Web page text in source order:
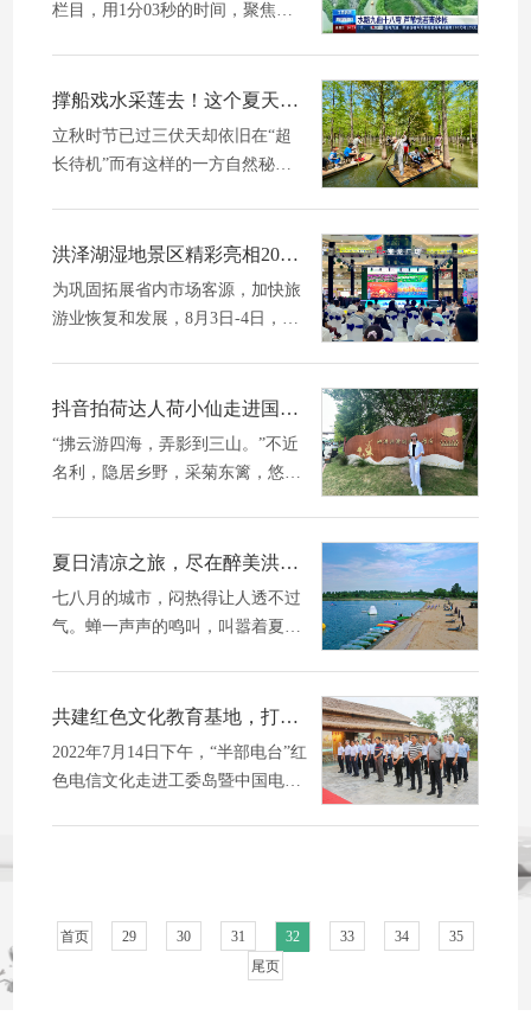
栏目，用1分03秒的时间，聚焦江
湖湿地的魅力。芦苇迷宫（经典王
牌）河汊纵横...
撑船戏水采莲去！这个夏天全江苏人都在这儿“森呼吸”
立秋时节已过三伏天却依旧在“超
长待机”而有这样的一方自然秘境
以做“深呼吸”的地方夏日里的绝美
意境不仅...
洪泽湖湿地景区精彩亮相2022宿迁文化旅游（盐城、镇江）推介会
为巩固拓展省内市场客源，加快旅
游业恢复和发展，8月3日-4日，泗
迁文化旅游推介会，在盐城、镇江
成功进行宣...
抖音拍荷达人荷小仙走进国家5A景区泗洪洪泽湖湿地
“拂云游四海，弄影到三山。”不近
名利，隐居乡野，采菊东篱，悠然
这样的一位画意摄影师，不投稿、
不参加任何...
夏日清凉之旅，尽在醉美洪泽湖湿地！
七八月的城市，闷热得让人透不过
气。蝉一声声的鸣叫，叫嚣着夏日
＋游乐的完美搭配让你的这个夏天
不再烦躁...
共建红色文化教育基地，打造洪泽湖湿地景区工委岛红色旅游品牌
2022年7月14日下午，“半部电台”红
色电信文化走进工委岛暨中国电信
首页 29 30 31 32 33 34
35
尾页